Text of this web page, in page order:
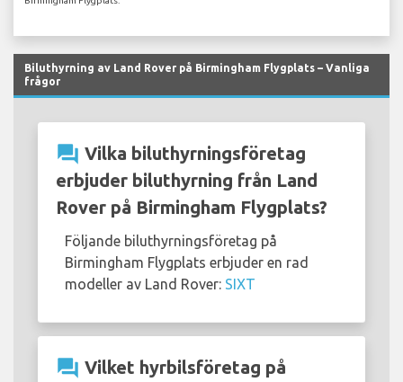
Biluthyrning av Land Rover på Birmingham Flygplats – Vanliga
frågor
question_answer Vilka biluthyrningsföretag
erbjuder biluthyrning från Land
Rover på Birmingham Flygplats?
Följande biluthyrningsföretag på
Birmingham Flygplats erbjuder en rad
modeller av Land Rover: SIXT
question_answer Vilket hyrbilsföretag på